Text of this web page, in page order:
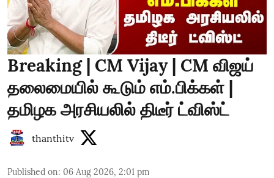
Breaking | CM Vijay | CM விஜய்
தலைமையில் கூடும் எம்.பிக்கள் |
தமிழக அரசியலில் திடீர் ட்விஸ்ட்
thanthitv
Published on: 06 Aug 2026, 2:01 pm